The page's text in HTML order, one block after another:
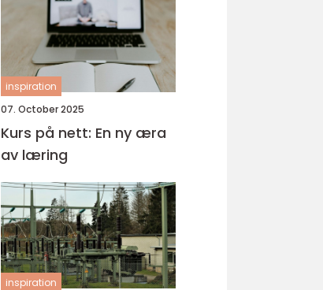
inspiration
07. October 2025
Kurs på nett: En ny æra
av læring
inspiration